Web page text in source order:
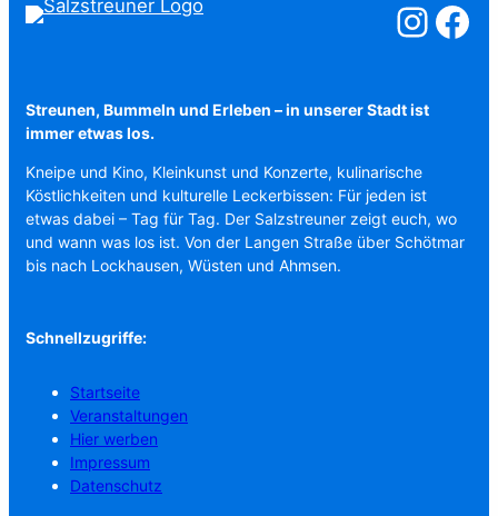
Salzstreuner
Streunen, Bummeln und Erleben – in unserer Stadt ist
immer etwas los.
Kneipe und Kino, Kleinkunst und Konzerte, kulinarische
Köstlichkeiten und kulturelle Leckerbissen: Für jeden ist
etwas dabei – Tag für Tag. Der Salzstreuner zeigt euch, wo
und wann was los ist. Von der Langen Straße über Schötmar
bis nach Lockhausen, Wüsten und Ahmsen.
Schnellzugriffe:
Startseite
Veranstaltungen
Hier werben
Impressum
Datenschutz